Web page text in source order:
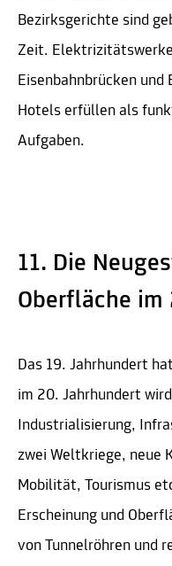
Bezirksgerichte sind
Zeit.
Eisenbahnbrücken und
Hotels erfüllen als
Aufgaben.
11. Die
Oberfläche im
Das 19. Jahrhundert
im 20. Jahrhundert
Industrialisierung,
zwei Weltkriege, neue
Mobilität, Tourismus
Erscheinung und
von Tunnelröhren und